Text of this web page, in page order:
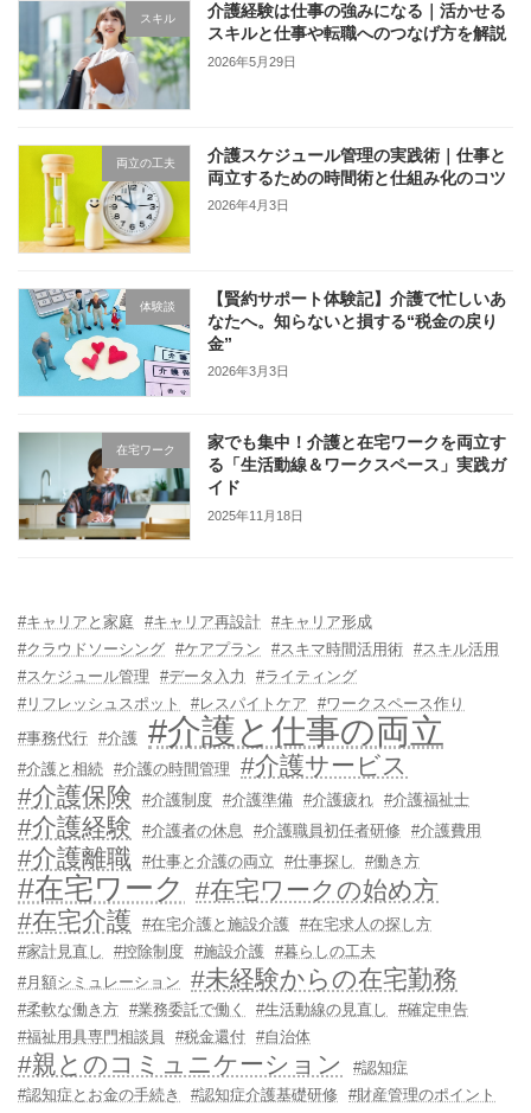
スキル
介護経験は仕事の強みになる｜活かせる
スキルと仕事や転職へのつなげ方を解説
2026年5月29日
両立の工夫
介護スケジュール管理の実践術｜仕事と
両立するための時間術と仕組み化のコツ
2026年4月3日
体験談
【賢約サポート体験記】介護で忙しいあ
なたへ。知らないと損する“税金の戻り
金”
2026年3月3日
在宅ワーク
家でも集中！介護と在宅ワークを両立す
る「生活動線＆ワークスペース」実践ガ
イド
2025年11月18日
#キャリアと家庭 #キャリア再設計 #キャリア形成
#クラウドソーシング #ケアプラン #スキマ時間活用術 #スキル活用
#スケジュール管理
#データ入力
#ライティング
#リフレッシュスポット
#レスパイトケア
#ワークスペース作り
#事務代行 #介護 #介護と仕事の両立
#介護と相続 #介護の時間管理
#介護サービス
#介護保険
#介護制度 #介護準備 #介護疲れ #介護福祉士
#介護経験 #介護者の休息 #介護職員初任者研修 #介護費用
#介護離職 #仕事と介護の両立 #仕事探し #働き方
#在宅ワーク
#在宅ワークの始め方
#在宅介護
#在宅介護と施設介護 #在宅求人の探し方
#家計見直し
#控除制度 #施設介護 #暮らしの工夫
#月額シミュレーション
#未経験からの在宅勤務
#柔軟な働き方 #業務委託で働く #生活動線の見直し
#確定申告
#福祉用具専門相談員
#税金還付 #自治体
#親とのコミュニケーション
#認知症
#認知症とお金の手続き
#認知症介護基礎研修
#財産管理のポイント